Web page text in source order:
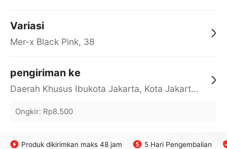
Variasi
Mer-x Black Pink, 38
pengiriman ke
Daerah Khusus Ibukota Jakarta, Kota Jakarta Barat, Cengkareng, yy
Ongkir: Rp8.500
Produk dikirimkan maks 48 jam 5 Hari Pengembalian